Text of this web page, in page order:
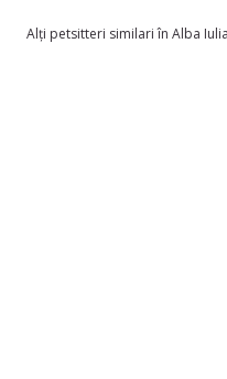
Alți petsitteri similari în Alba Iulia